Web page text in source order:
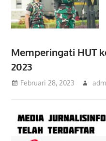
Memperingati HUT
2023
Februari 28, 2023